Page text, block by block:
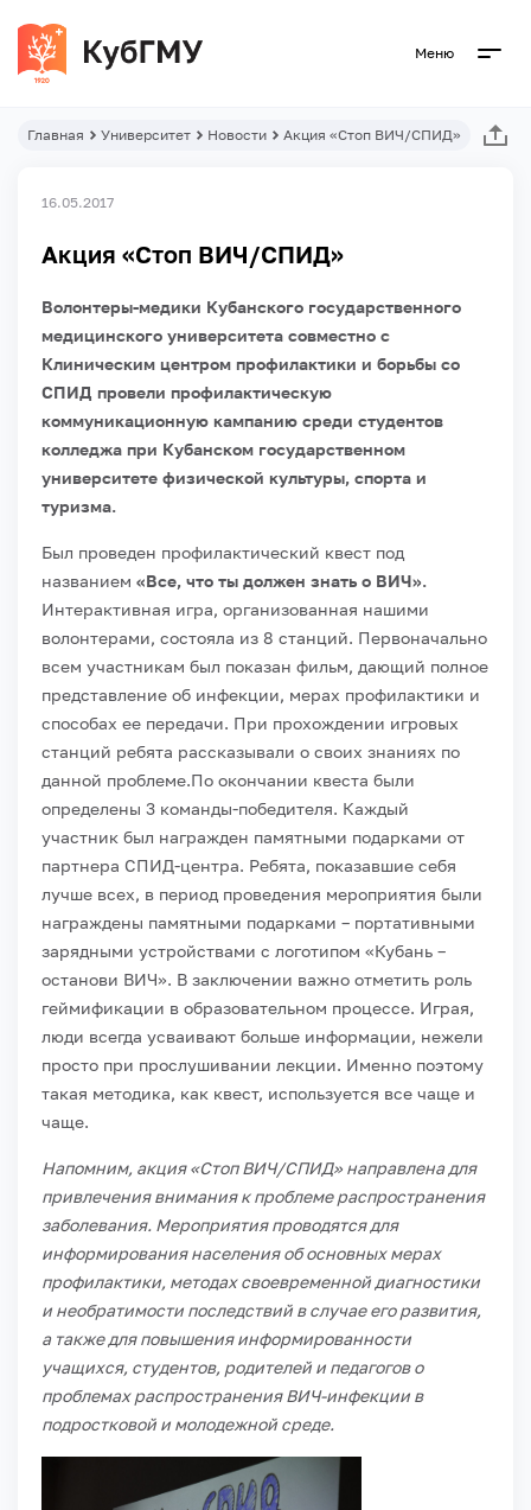
Меню
Главная Университет Новости Акция «Стоп ВИЧ/СПИД»
16.05.2017
Акция «Стоп ВИЧ/СПИД»
Волонтеры-медики Кубанского государственного
медицинского университета совместно с
Клиническим центром профилактики и борьбы со
СПИД провели профилактическую
коммуникационную кампанию среди студентов
колледжа при Кубанском государственном
университете физической культуры, спорта и
туризма.
Был проведен профилактический квест под
названием «Все, что ты должен знать о ВИЧ».
Интерактивная игра, организованная нашими
волонтерами, состояла из 8 станций. Первоначально
всем участникам был показан фильм, дающий полное
представление об инфекции, мерах профилактики и
способах ее передачи. При прохождении игровых
станций ребята рассказывали о своих знаниях по
данной проблеме.По окончании квеста были
определены 3 команды-победителя. Каждый
участник был награжден памятными подарками от
партнера СПИД-центра. Ребята, показавшие себя
лучше всех, в период проведения мероприятия были
награждены памятными подарками – портативными
зарядными устройствами с логотипом «Кубань –
останови ВИЧ». В заключении важно отметить роль
геймификации в образовательном процессе. Играя,
люди всегда усваивают больше информации, нежели
просто при прослушивании лекции. Именно поэтому
такая методика, как квест, используется все чаще и
чаще.
Напомним, акция «Стоп ВИЧ/СПИД» направлена для
привлечения внимания к проблеме распространения
заболевания. Мероприятия проводятся для
информирования населения об основных мерах
профилактики, методах своевременной диагностики
и необратимости последствий в случае его развития,
а также для повышения информированности
учащихся, студентов, родителей и педагогов о
проблемах распространения ВИЧ-инфекции в
подростковой и молодежной среде.